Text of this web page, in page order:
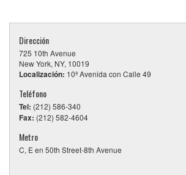
Dirección
725 10th Avenue
New York, NY, 10019
Localización: 10ª Avenida con Calle 49
Teléfono
Tel: (212) 586-340
Fax: (212) 582-4604
Metro
C, E en 50th Street-8th Avenue